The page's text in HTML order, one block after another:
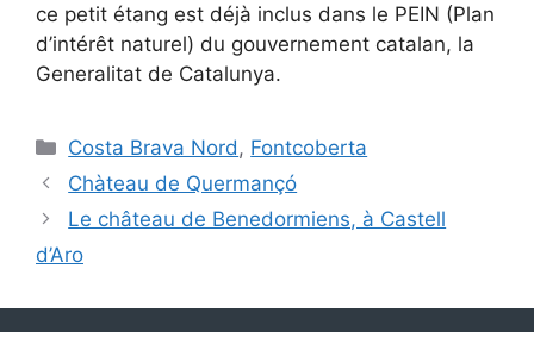
ce petit étang est déjà inclus dans le PEIN (Plan
d’intérêt naturel) du gouvernement catalan, la
Generalitat de Catalunya.
Catégories
Costa Brava Nord , Fontcoberta
Chàteau de Quermançó
Le château de Benedormiens, à Castell
d’Aro